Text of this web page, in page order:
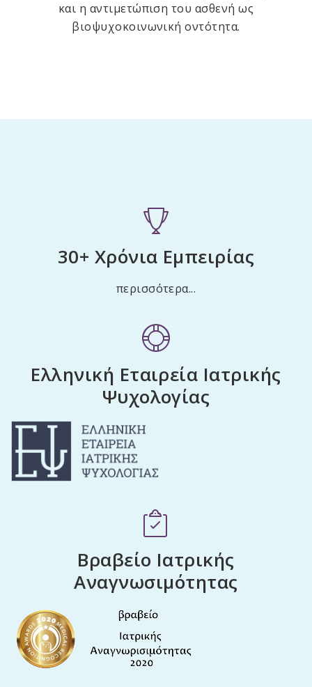
και η αντιμετώπιση του ασθενή ως
βιοψυχοκοινωνική οντότητα.
30+ Χρόνια Εμπειρίας
περισσότερα...
Ελληνική Εταιρεία Ιατρικής
Ψυχολογίας
Βραβείο Ιατρικής
Αναγνωσιμότητας